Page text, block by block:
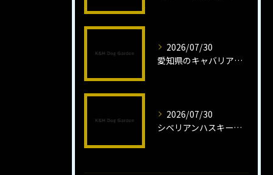
2026/07/30
愛知県のキャバリア子犬の魅力秘話
2026/07/30
シベリアンハスキー子犬の魅力と飼育法